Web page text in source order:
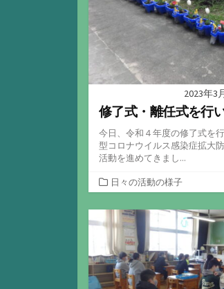
2023年3
修了式・離任式を行
今日、令和４年度の修了式を
型コロナウイルス感染症拡大
活動を進めてきまし...
カ
テ
ゴ
リ
日々の活動の様子